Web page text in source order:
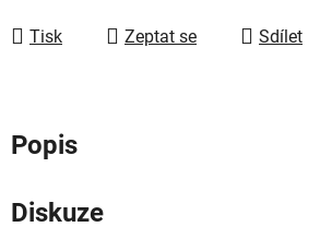
Tisk Zeptat se Sdílet
Popis
Diskuze